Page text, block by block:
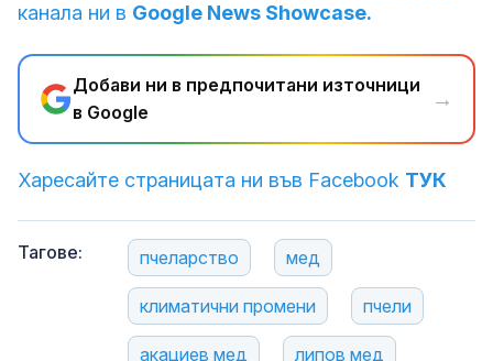
канала ни в Google News Showcase.
Добави ни в предпочитани източници
в Google
→
Харесайте страницата ни във Facebook ТУК
Тагове: пчеларство мед
климатични промени пчели
акациев мед липов мед